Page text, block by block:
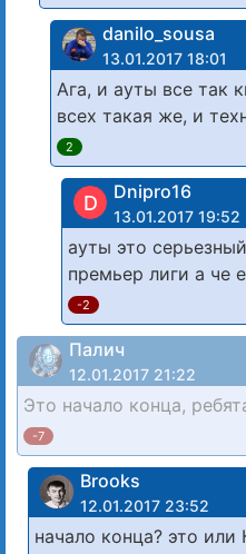
danilo_sousa
13.01.2017 18:01
Ага, и ауты все так
всех такая же, и
2
D Dnipro16
13.01.2017 19:52
ауты это
премьер лиги а че
-2
Палич
12.01.2017 21:22
Это начало конца,
-7
Brooks
12.01.2017 23:52
начало конца? это или